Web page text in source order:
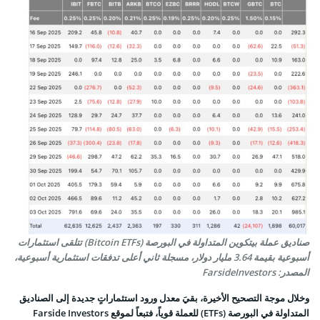
صناديق عملة بيتكوين المتداولة في البورصة (Bitcoin ETFs) تتلقى استثمارات
أسبوعية بقيمة 3.64 مليار دولار، مسجلة ثاني أعلى تدفقات استثمارية أسبوعية،
المصدر: FarsideInvestors
وخلال موجة التصحيح الأخيرة، بقيَ معدل ورود استثماراتٍ جديدة إلى الصناديق
المتداولة في البورصة (ETFs) للعملة قوياً، فتبعاً لموقع Farside Investors